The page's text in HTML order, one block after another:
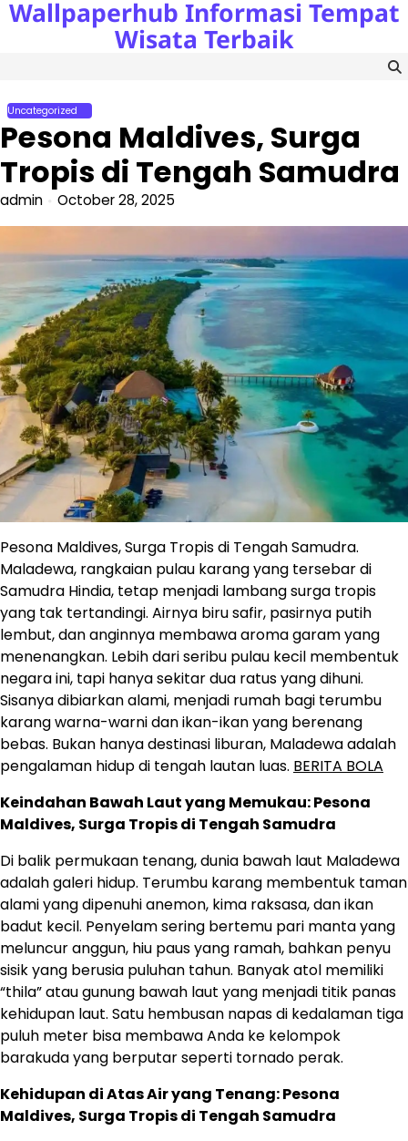
Skip
Wallpaperhub Informasi Tempat
Wisata Terbaik
Uncategorized
Pesona Maldives, Surga
Tropis di Tengah Samudra
admin October 28, 2025
Pesona Maldives, Surga Tropis di Tengah Samudra.
Maladewa, rangkaian pulau karang yang tersebar di
Samudra Hindia, tetap menjadi lambang surga tropis
yang tak tertandingi. Airnya biru safir, pasirnya putih
lembut, dan anginnya membawa aroma garam yang
menenangkan. Lebih dari seribu pulau kecil membentuk
negara ini, tapi hanya sekitar dua ratus yang dihuni.
Sisanya dibiarkan alami, menjadi rumah bagi terumbu
karang warna-warni dan ikan-ikan yang berenang
bebas. Bukan hanya destinasi liburan, Maladewa adalah
pengalaman hidup di tengah lautan luas. BERITA BOLA
Keindahan Bawah Laut yang Memukau: Pesona
Maldives, Surga Tropis di Tengah Samudra
Di balik permukaan tenang, dunia bawah laut Maladewa
adalah galeri hidup. Terumbu karang membentuk taman
alami yang dipenuhi anemon, kima raksasa, dan ikan
badut kecil. Penyelam sering bertemu pari manta yang
meluncur anggun, hiu paus yang ramah, bahkan penyu
sisik yang berusia puluhan tahun. Banyak atol memiliki
“thila” atau gunung bawah laut yang menjadi titik panas
kehidupan laut. Satu hembusan napas di kedalaman tiga
puluh meter bisa membawa Anda ke kelompok
barakuda yang berputar seperti tornado perak.
Kehidupan di Atas Air yang Tenang: Pesona
Maldives, Surga Tropis di Tengah Samudra